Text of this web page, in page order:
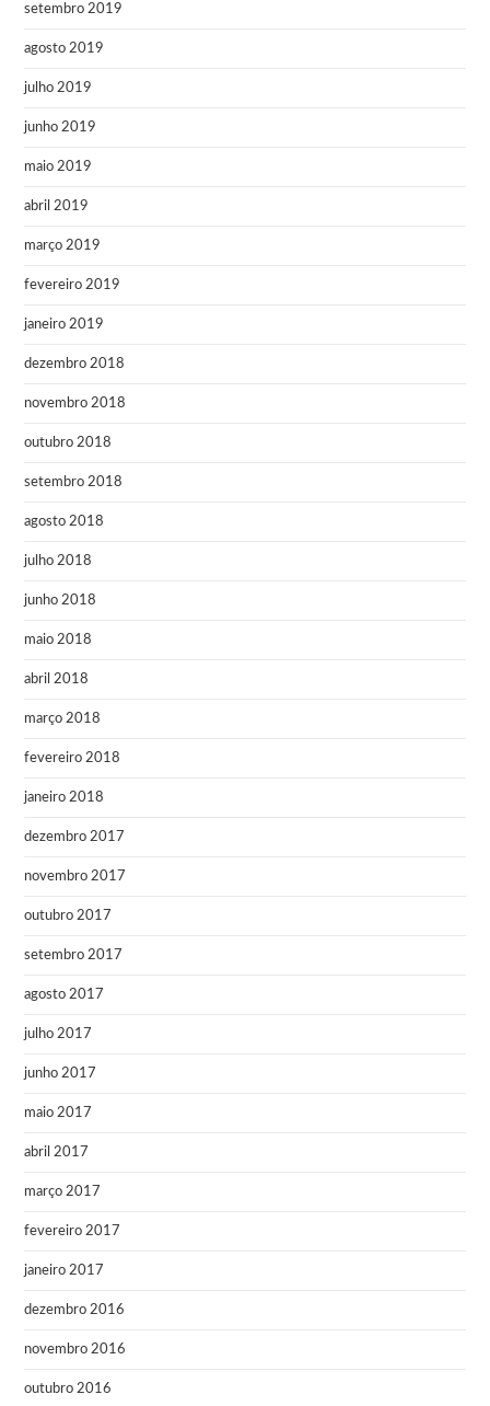
setembro 2019
agosto 2019
julho 2019
junho 2019
maio 2019
abril 2019
março 2019
fevereiro 2019
janeiro 2019
dezembro 2018
novembro 2018
outubro 2018
setembro 2018
agosto 2018
julho 2018
junho 2018
maio 2018
abril 2018
março 2018
fevereiro 2018
janeiro 2018
dezembro 2017
novembro 2017
outubro 2017
setembro 2017
agosto 2017
julho 2017
junho 2017
maio 2017
abril 2017
março 2017
fevereiro 2017
janeiro 2017
dezembro 2016
novembro 2016
outubro 2016